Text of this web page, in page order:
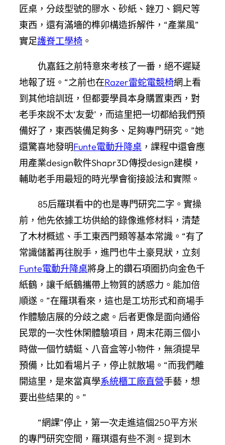
匠桌，分歧型號的膠水、砂紙、銼刀、鋼尺等
東西，還有滿墻的榫卯構造拆解件，“產業風”
實足護脊工學椅 。
仇嘉鈺之前特意來考核了一番，絕不遲疑
地報了班。“之前也在Razer雷蛇電競椅網上看
到其他培訓班，但都要學員本身購置東西，對
老手來說不太‘友愛’，而這里把一切都給我們預
備好了，東西裝備足夠多、足夠專門研究。”她
還驚喜地發明Funte電動升降桌 ，課程中還會應
用產業design軟件Shapr3D傳授design建模，
輔助老手用最短的時光學會銜接設法和實際。
85后羅琪看中的也是專門研究二字。實操
前，他先依據工坊供給的錄像進修材料，清楚
了木材概述、手工東西門類等基本常識。“有了
常識儲蓄再往脫手，進門也牛土豪見狀，立刻
Funte電動升降桌將身上的鑽石項圈扔向金色千
紙鶴，讓千紙鶴攜帶上物質的誘惑力。能加倍
順遂。”在羅琪看來，這也是工坊形式和商場手
作體驗店展的分歧之處。后者更像是面向通俗
民眾的一次性休閑體驗項目，周末花兩三個小
時做一個竹蜻蜓、八音盒等小物件，無須提早
預備，比如看場片子，停止就散場。“而我們離
開這里，是來當真學系統櫃工廠直營手藝，想
要出些結果的。”
“網課”停止，第一次走進這個250平方米
的專門研究空間，羅琪還有些不測。提到木